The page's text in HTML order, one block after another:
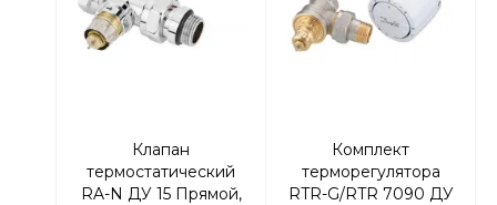
Клапан
термостатический
RA-N ДУ 15 Прямой,
Комплект
терморегулятора
RTR-G/RTR 7090 ДУ